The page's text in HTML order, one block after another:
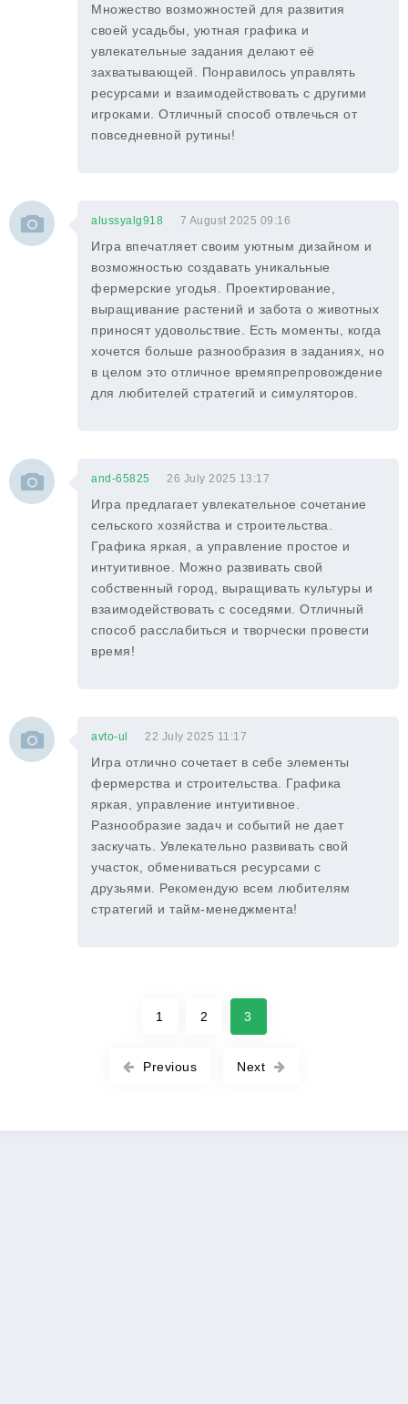
Множество возможностей для развития
своей усадьбы, уютная графика и
увлекательные задания делают её
захватывающей. Понравилось управлять
ресурсами и взаимодействовать с другими
игроками. Отличный способ отвлечься от
повседневной рутины!
alussyalg918 7 August 2025 09:16
Игра впечатляет своим уютным дизайном и
возможностью создавать уникальные
фермерские угодья. Проектирование,
выращивание растений и забота о животных
приносят удовольствие. Есть моменты, когда
хочется больше разнообразия в заданиях, но
в целом это отличное времяпрепровождение
для любителей стратегий и симуляторов.
and-65825 26 July 2025 13:17
Игра предлагает увлекательное сочетание
сельского хозяйства и строительства.
Графика яркая, а управление простое и
интуитивное. Можно развивать свой
собственный город, выращивать культуры и
взаимодействовать с соседями. Отличный
способ расслабиться и творчески провести
время!
avto-ul 22 July 2025 11:17
Игра отлично сочетает в себе элементы
фермерства и строительства. Графика
яркая, управление интуитивное.
Разнообразие задач и событий не дает
заскучать. Увлекательно развивать свой
участок, обмениваться ресурсами с
друзьями. Рекомендую всем любителям
стратегий и тайм-менеджмента!
Previous
1 2 3
Next